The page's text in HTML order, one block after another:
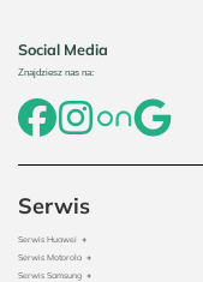
Social Media
Znajdziesz nas na:
Serwis
Serwis Huawei +
Serwis Motorola +
Serwis Samsung +